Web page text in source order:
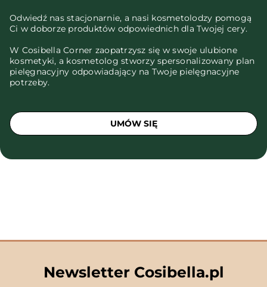
Odwiedź nas stacjonarnie, a nasi kosmetolodzy pomogą
Ci w doborze produktów odpowiednich dla Twojej cery.
W Cosibella Corner zaopatrzysz się w swoje ulubione
kosmetyki, a kosmetolog stworzy spersonalizowany plan
pielęgnacyjny odpowiadający na Twoje pielęgnacyjne
potrzeby.
UMÓW SIĘ
Newsletter Cosibella.pl